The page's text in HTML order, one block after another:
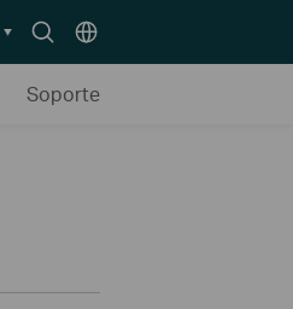
SearchChoose
Soporte